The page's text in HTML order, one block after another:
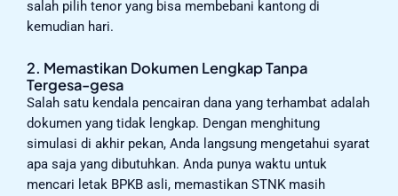
salah pilih tenor yang bisa membebani kantong di
kemudian hari.
2. Memastikan Dokumen Lengkap Tanpa
Tergesa-gesa
Salah satu kendala pencairan dana yang terhambat adalah
dokumen yang tidak lengkap. Dengan menghitung
simulasi di akhir pekan, Anda langsung mengetahui syarat
apa saja yang dibutuhkan. Anda punya waktu untuk
mencari letak BPKB asli, memastikan STNK masih